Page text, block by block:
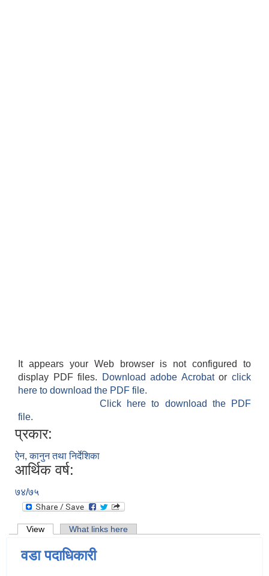
It appears your Web browser is not configured to
display PDF files.
Download adobe Acrobatorclick
here to download the PDF file.
Click here to download the PDF
file.
प्रकार:
ऐन, कानुन तथा निर्देशिका
आर्थिक वर्ष:
७४/७५
Primary tabs
View (active tab)What links here
वडा पदाधिकारी